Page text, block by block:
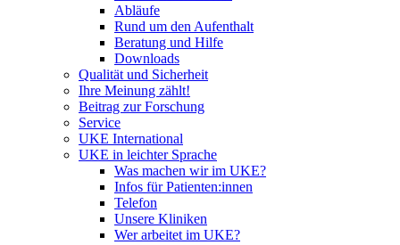
Abläufe
Rund um den Aufenthalt
Beratung und Hilfe
Downloads
Qualität und Sicherheit
Ihre Meinung zählt!
Beitrag zur Forschung
Service
UKE International
UKE in leichter Sprache
Was machen wir im UKE?
Infos für Patienten:innen
Telefon
Unsere Kliniken
Wer arbeitet im UKE?